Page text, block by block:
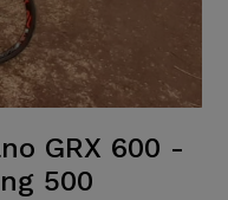
GRX 600 -
500